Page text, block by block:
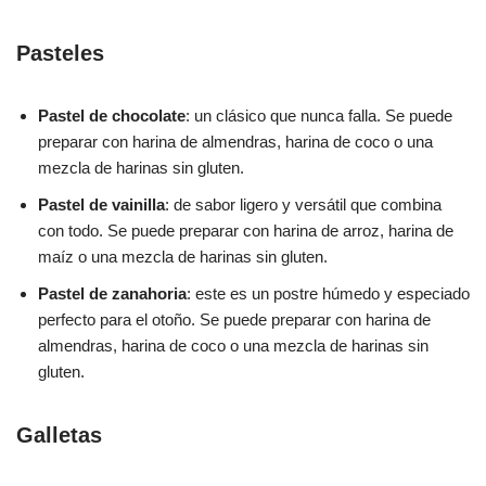
Pasteles
Pastel de chocolate: un clásico que nunca falla. Se puede
preparar con harina de almendras, harina de coco o una
mezcla de harinas sin gluten.
Pastel de vainilla: de sabor ligero y versátil que combina
con todo. Se puede preparar con harina de arroz, harina de
maíz o una mezcla de harinas sin gluten.
Pastel de zanahoria: este es un postre húmedo y especiado
perfecto para el otoño. Se puede preparar con harina de
almendras, harina de coco o una mezcla de harinas sin
gluten.
Galletas